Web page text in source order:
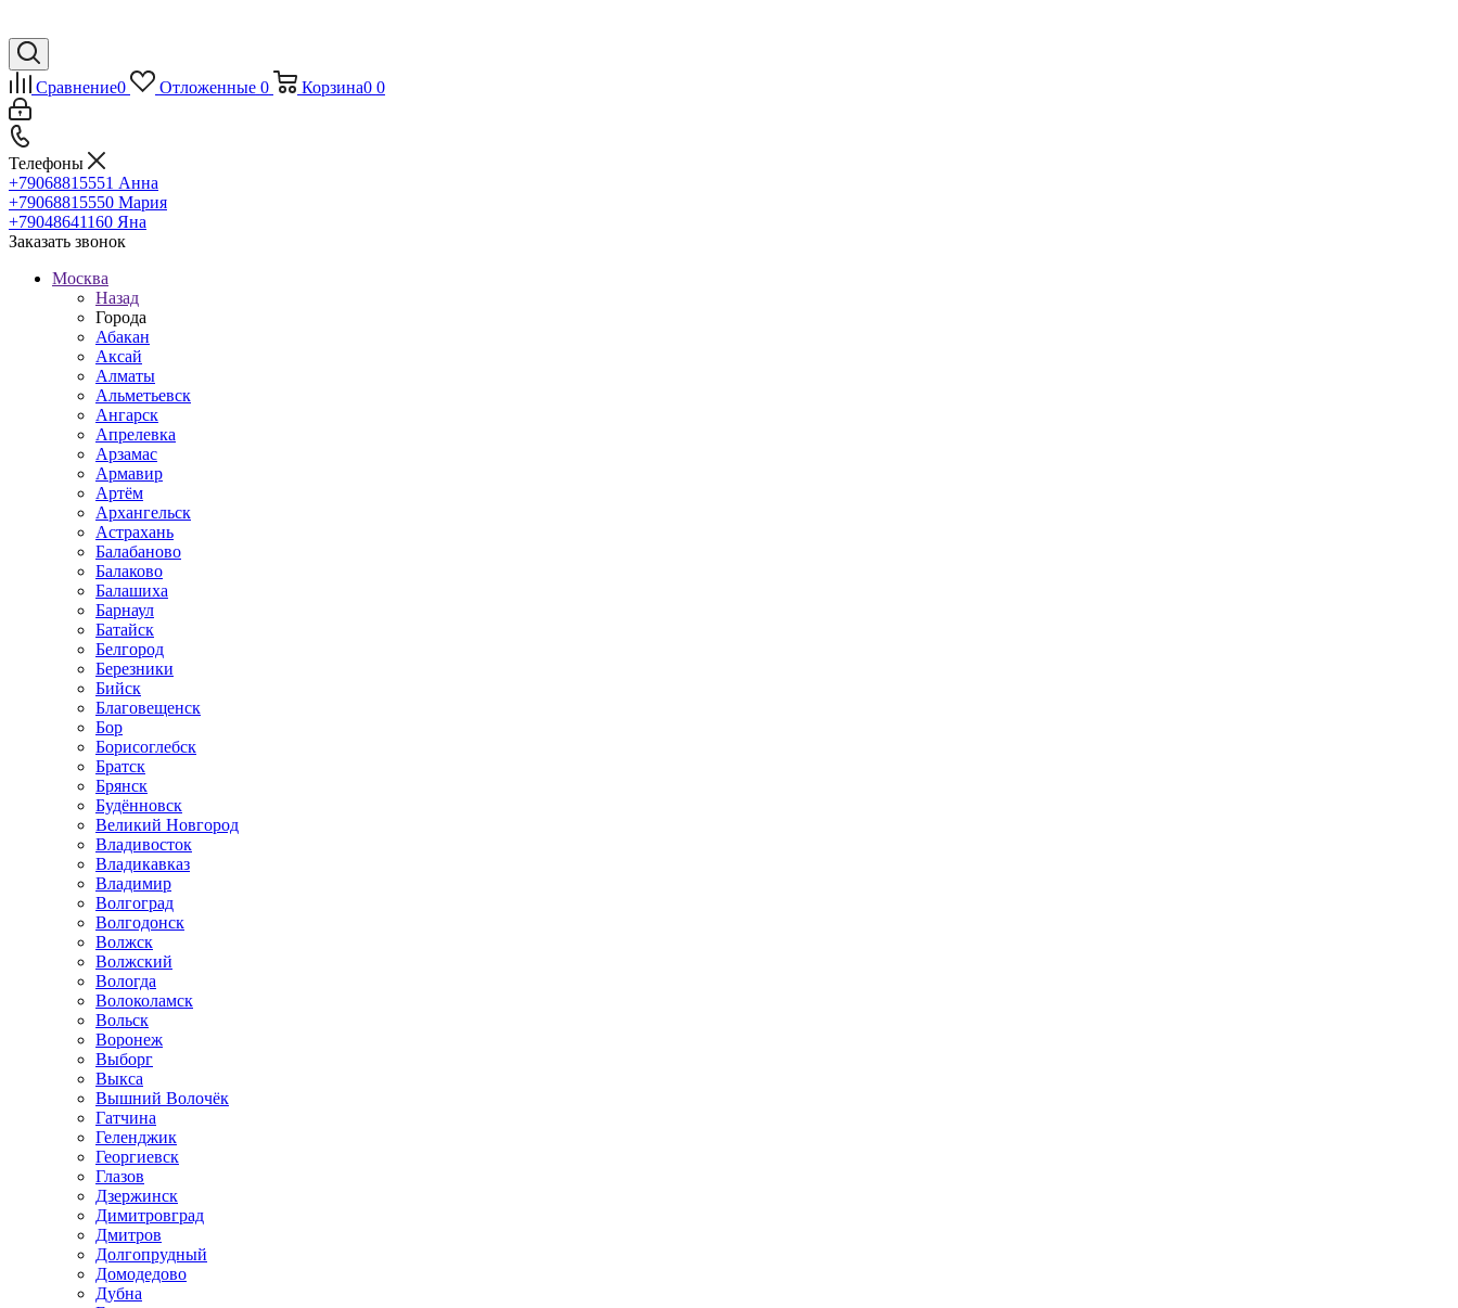
Сравнение0 Отложенные 0 Корзина0 0
Телефоны
+79068815551 Анна
+79068815550 Мария
+79048641160 Яна
Заказать звонок
Москва
Назад
Города
Абакан
Аксай
Алматы
Альметьевск
Ангарск
Апрелевка
Арзамас
Армавир
Артём
Архангельск
Астрахань
Балабаново
Балаково
Балашиха
Барнаул
Батайск
Белгород
Березники
Бийск
Благовещенск
Бор
Борисоглебск
Братск
Брянск
Будённовск
Великий Новгород
Владивосток
Владикавказ
Владимир
Волгоград
Волгодонск
Волжск
Волжский
Вологда
Волоколамск
Вольск
Воронеж
Выборг
Выкса
Вышний Волочёк
Гатчина
Геленджик
Георгиевск
Глазов
Дзержинск
Димитровград
Дмитров
Долгопрудный
Домодедово
Дубна